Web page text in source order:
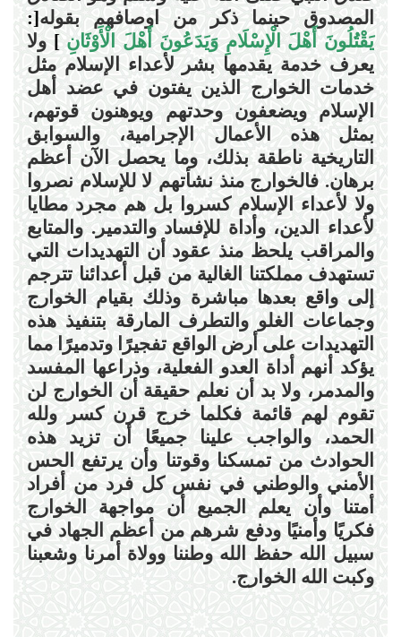
المصدوق حينما ذكر من اوصافهم بقوله:]
يَقْتُلُونَ أَهْلَ الْإِسْلَامِ وَيَدَعُونَ أَهْلَ الْأَوْثَانِ] ولا
يعرف خدمة يقدمها بشر لأعداء الإسلام مثل
خدمات الخوارج الذين يفتون في عضد أهل
الإسلام ويضعفون وحدتهم ويوهنون قوتهم،
بمثل هذه الأعمال الإجرامية، والسوابق
التاريخية ناطقة بذلك، وما يحصل الآن أعظم
برهان. فالخوارج منذ نشأتهم لا للإسلام نصروا
ولا لأعداء الإسلام كسروا بل هم مجرد مطايا
لأعداء الدين، وأداة للإفساد والتدمير. والمتابع
والمراقب يلحظ منذ عقود أن التهديدات التي
تستهدف مملكتنا الغالية من قبل أعدائنا تترجم
إلى واقع بعدها مباشرة وذلك بقيام الخوارج
وجماعات الغلو والتطرف المارقة بتنفيذ هذه
التهديدات على أرض الواقع تفجيرًا وتدميرًا مما
يؤكد أنهم أداة العدو الفعلية، وذراعها المفسد
والمدمر، ولا بد أن نعلم حقيقة أن الخوارج لن
تقوم لهم قائمة فكلما خرج قرن كسر ولله
الحمد، والواجب علينا جميعًا أن تزيد هذه
الحوادث من تمسكنا وقوتنا وأن يرتفع الحس
الأمني والوطني في نفس كل فرد من أفراد
أمتنا وأن يعلم الجميع أن مواجهة الخوارج
فكريًا وأمنيًا ودفع شرهم من أعظم الجهاد في
سبيل الله حفظ الله وطننا وولاة أمرنا وشعبنا
وكبت الله الخوارج.